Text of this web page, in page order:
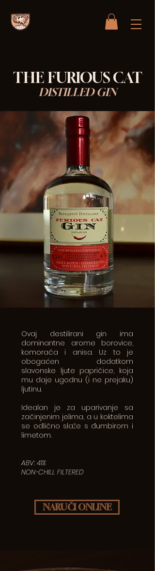
THE FURIOUS CAT
DISTILLED GIN
Ovaj destilirani gin ima
dominantne arome borovice,
komorača i anisa. Uz to je
obogaćen dodatkom
slavonske ljute papričice, koja
mu daje ugodnu (i ne prejaku)
ljutinu.
Idealan je za uparivanje sa
začinjenim jelima, a u koktelima
se odlično slaže s đumbirom i
limetom.
ABV: 41%
NON-CHILL FILTERED
NARUČI ONLINE